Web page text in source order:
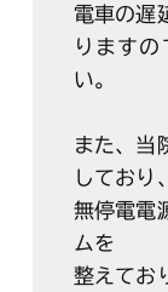
電車の遅
ります
い。
また、当
しており
無停電電
ムを
整えてお